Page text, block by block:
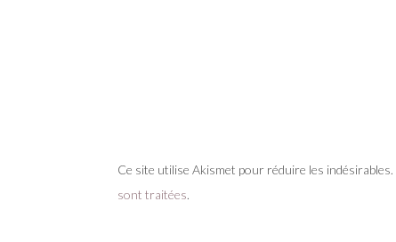
Ce site utilise Akismet pour réduire les indésirables.
sont traitées.